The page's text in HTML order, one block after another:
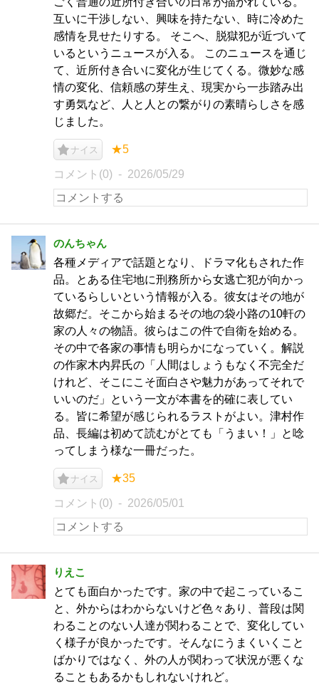
互いに干渉しない、興味を持たない、時に冷めた
感情を見せたりする。 そこへ、脱獄犯が近づいて
いるというニュースが入る。 このニュースを通じ
て、近所付き合いに変化が生じてくる。微妙な感
情の変化、信頼感の芽生え、現実から一歩踏み出
す勇気など、人と人との繋がりの素晴らしさを感
じました。
ナイス ★5
コメント(0) 2026/05/29
のんちゃん
各種メディアで話題となり、ドラマ化もされた作
品。とある住宅地に刑務所から女逃亡犯が向かっ
ているらしいという情報が入る。彼女はその地が
故郷だ。そこから始まるその地の袋小路の10軒の
家の人々の物語。彼らはこの件で自衛を始める。
その中で各家の事情も明らかになっていく。解説
の作家木内昇氏の「人間はしょうもなく不完全だ
けれど、そこにこそ面白さや魅力があってそれで
いいのだ」という一文が本書を的確に表してい
る。皆に希望が感じられるラストがよい。津村作
品、長編は初めて読むがとても「うまい！」と唸
ってしまう様な一冊だった。
ナイス ★35
コメント(0) 2026/05/01
りえこ
とても面白かったです。家の中で起こっているこ
と、外からはわからないけど色々あり、普段は関
わることのない人達が関わることで、変化してい
く様子が良かったです。そんなにうまくいくこと
ばかりではなく、外の人が関わって状況が悪くな
ることもあるかもしれないけれど。